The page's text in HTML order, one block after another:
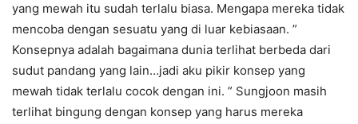
yang mewah itu sudah terlalu biasa. Mengapa mereka tidak
mencoba dengan sesuatu yang di luar kebiasaan. ”
Konsepnya adalah bagaimana dunia terlihat berbeda dari
sudut pandang yang lain…jadi aku pikir konsep yang
mewah tidak terlalu cocok dengan ini. ” Sungjoon masih
terlihat bingung dengan konsep yang harus mereka